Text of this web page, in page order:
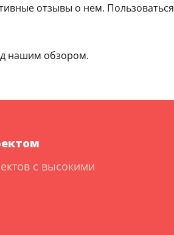
отзывы о нем. Пользоваться
нашим обзором.
с высокими